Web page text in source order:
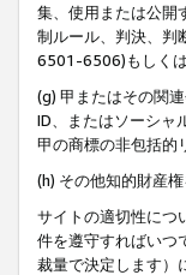
集、使用または公開
制ルール、判決、判
6501-6506)もしく
(g) 甲またはその関
ID、またはソーシャ
甲の商標の非包括的
(h) その他知的財産
サイトの適切性につ
件を遵守すればいつ
裁量で決定します）